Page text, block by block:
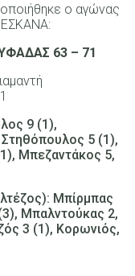
ο αγώνας
63 – 71
9 (1),
5 (1),
Μπεζαντάκος 5,
Μπίρμπας
Μπαλντούκας 2,
3 (1), Κορωνιός,